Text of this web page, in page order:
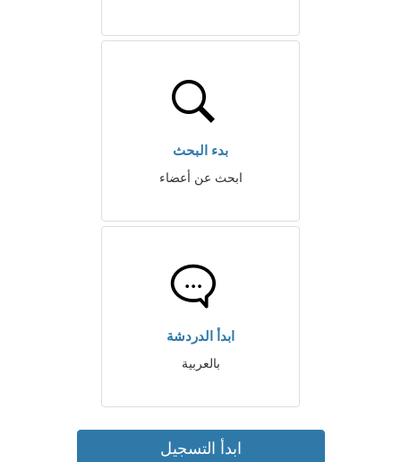
بدء البحث
ابحث عن أعضاء
ابدأ الدردشة
بالعربية
ابدأ التسجيل